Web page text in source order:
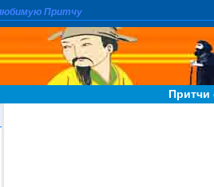
Притчу